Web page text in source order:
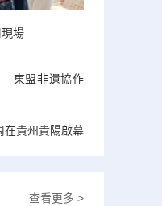
場
—東盟非遺協作
貴州貴陽啟幕
查看更多 >